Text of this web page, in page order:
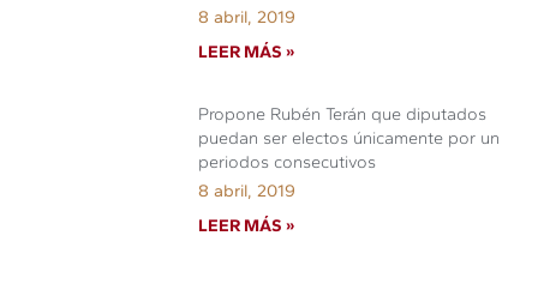
8 abril, 2019
LEER MÁS »
Propone Rubén Terán que diputados
puedan ser electos únicamente por un
periodos consecutivos
8 abril, 2019
LEER MÁS »